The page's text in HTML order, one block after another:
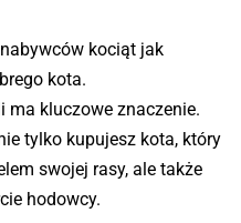
kociąt jak
kota.
ma kluczowe znaczenie.
tylko kupujesz kota, który
swojej rasy, ale także
hodowcy.